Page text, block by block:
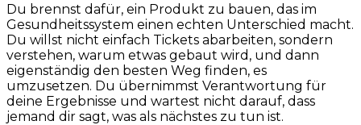
Du brennst dafür, ein Produkt zu bauen, das im
Gesundheitssystem einen echten Unterschied macht.
Du willst nicht einfach Tickets abarbeiten, sondern
verstehen, warum etwas gebaut wird, und dann
eigenständig den besten Weg finden, es
umzusetzen. Du übernimmst Verantwortung für
deine Ergebnisse und wartest nicht darauf, dass
jemand dir sagt, was als nächstes zu tun ist.